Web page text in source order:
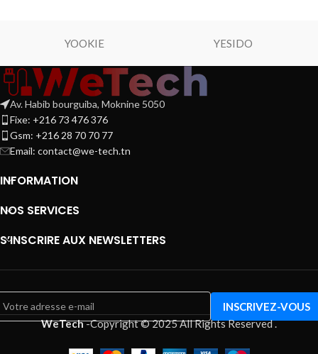
YOOKIE YESIDO
Av. Habib bourguiba, Moknine 5050
Fixe: +216 73 476 376
Gsm: +216 28 70 70 77
Email: contact@we-tech.tn
INFORMATION
NOS SERVICES
S’INSCRIRE AUX NEWSLETTERS
WeTech-Copyright © 2025 All Rights Reserved.